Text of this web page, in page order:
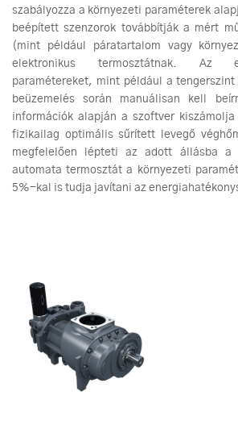
szabályozza a környezeti paraméterek
beépített szenzorok továbbítják a mért
(mint például páratartalom vagy
elektronikus termosztátnak. Az
paramétereket, mint például a
beüzemelés során manuálisan kell
információk alapján a szoftver
fizikailag optimális sűrített levegő
megfelelően lépteti az adott állásba a
automata termosztát a környezeti
5%-kal is tudja javítani az